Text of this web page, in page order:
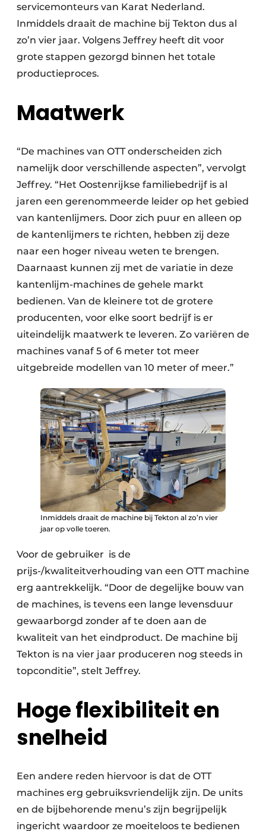
servicemonteurs van Karat Nederland.
Inmiddels draait de machine bij Tekton dus al
zo’n vier jaar. Volgens Jeffrey heeft dit voor
grote stappen gezorgd binnen het totale
productieproces.
Maatwerk
“De machines van OTT onderscheiden zich
namelijk door verschillende aspecten”, vervolgt
Jeffrey. “Het Oostenrijkse familiebedrijf is al
jaren een gerenommeerde leider op het gebied
van kantenlijmers. Door zich puur en alleen op
de kantenlijmers te richten, hebben zij deze
naar een hoger niveau weten te brengen.
Daarnaast kunnen zij met de variatie in deze
kantenlijm-machines de gehele markt
bedienen. Van de kleinere tot de grotere
producenten, voor elke soort bedrijf is er
uiteindelijk maatwerk te leveren. Zo variëren de
machines vanaf 5 of 6 meter tot meer
uitgebreide modellen van 10 meter of meer.”
Inmiddels draait de machine bij Tekton al zo’n vier
jaar op volle toeren.
Voor de gebruiker is de
prijs-/kwaliteitverhouding van een OTT machine
erg aantrekkelijk. “Door de degelijke bouw van
de machines, is tevens een lange levensduur
gewaarborgd zonder af te doen aan de
kwaliteit van het eindproduct. De machine bij
Tekton is na vier jaar produceren nog steeds in
topconditie”, stelt Jeffrey.
Hoge flexibiliteit en
snelheid
Een andere reden hiervoor is dat de OTT
machines erg gebruiksvriendelijk zijn. De units
en de bijbehorende menu’s zijn begrijpelijk
ingericht waardoor ze moeiteloos te bedienen